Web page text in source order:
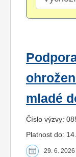
mladé
Číslo výzvy:
Platnost do:
29. 6. 2026